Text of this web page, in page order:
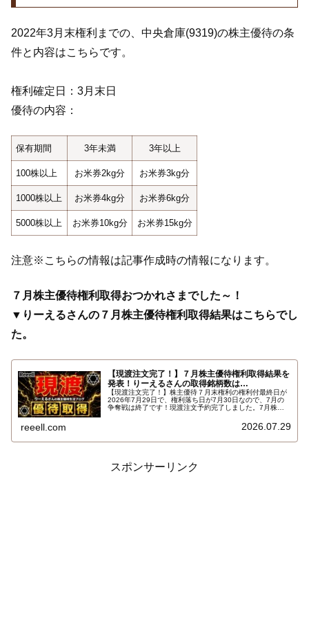
2022年3月末権利までの、中央倉庫(9319)の株主優待の条
件と内容はこちらです。
権利確定日：3月末日
優待の内容：
保有期間 3年未満 3年以上
100株以上 お米券2kg分 お米券3kg分
1000株以上 お米券4kg分 お米券6kg分
5000株以上 お米券10kg分 お米券15kg分
注意※こちらの情報は記事作成時の情報になります。
７月株主優待権利取得おつかれさまでした～！
▼りーえるさんの７月株主優待権利取得結果はこちらでし
た。
【現渡注文完了！】７月株主優待権利取得結果を
発表！りーえるさんの取得銘柄数は…
【現渡注文完了！】株主優待７月末権利の権利付最終日が
2026年7月29日で、権利落ち日が7月30日なので、7月の
争奪戦は終了です！現渡注文予約完了しました。7月株主
reeell.com 2026.07.29
スポンサーリンク